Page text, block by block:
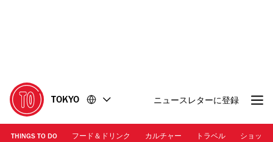
に
移
動
移
動
TOKYO ニュースレターに登録
THINGS TO DO フード＆ドリンク カルチャー トラベル ショッピ